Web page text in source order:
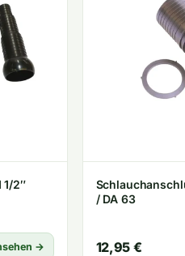
1/2″
→
/ DA 63
12,95 €